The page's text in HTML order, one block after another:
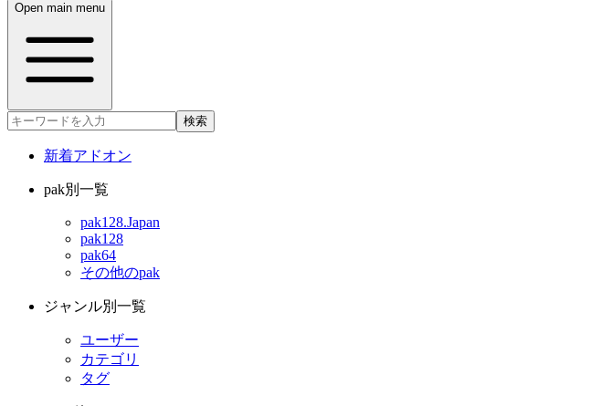
Open main menu
検索
新着アドオン
pak別一覧
pak128.Japan
pak128
pak64
その他のpak
ジャンル別一覧
ユーザー
カテゴリ
タグ